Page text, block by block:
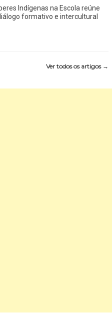
Indígenas na Escola reúne
formativo e intercultural
Ver todos os artigos →